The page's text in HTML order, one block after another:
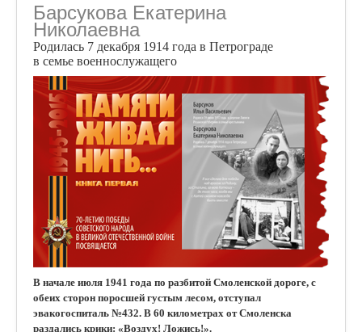
Барсукова Екатерина
Николаевна
Родилась 7 декабря 1914 года в Петрограде
в семье военнослужащего
В начале июля 1941 года по разбитой Смоленской дороге, с
обеих сторон поросшей густым лесом, отступал
эвакогоспиталь №432. В 60 километрах от Смоленска
раздались крики: «Воздух! Ложись!».